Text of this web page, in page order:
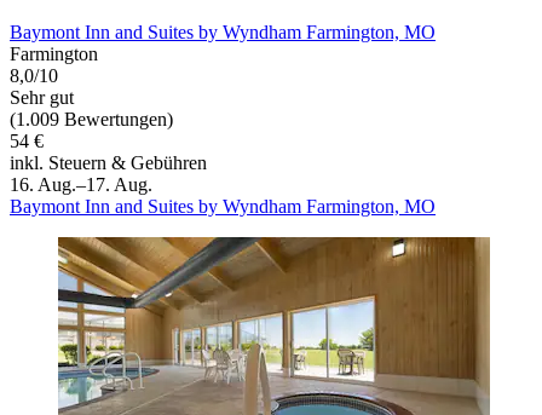
Baymont Inn and Suites by Wyndham Farmington, MO
Farmington
8,0/10
Sehr gut
(1.009 Bewertungen)
54 €
inkl. Steuern & Gebühren
16. Aug.–17. Aug.
Baymont Inn and Suites by Wyndham Farmington, MO